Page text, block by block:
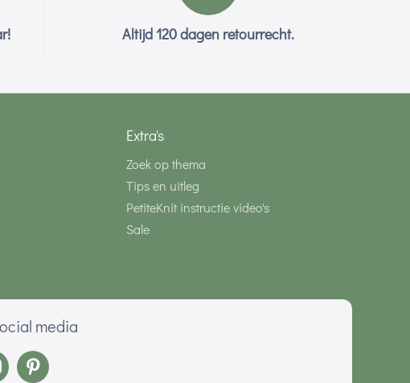
Altijd 120 dagen retourrecht.
Extra's
Zoek op thema
Tips en uitleg
PetiteKnit instructie video's
Sale
media